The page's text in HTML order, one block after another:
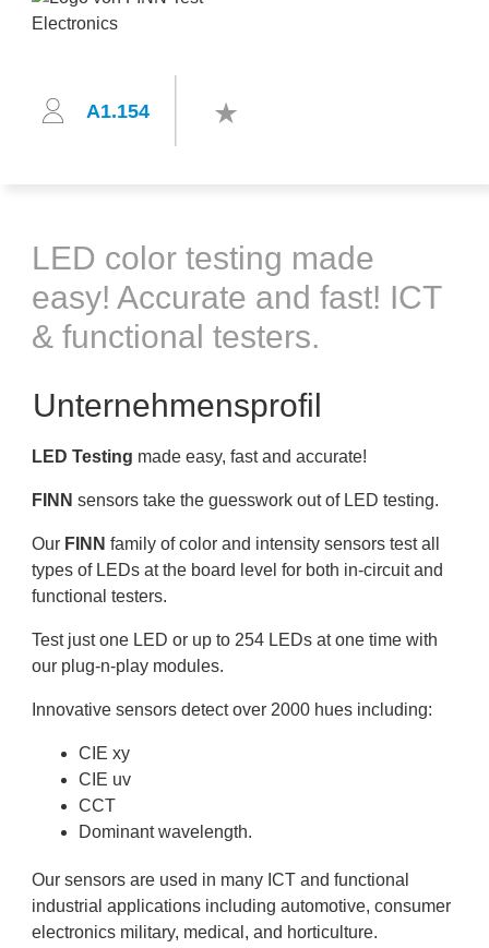
A1.154
LED color testing made
easy! Accurate and fast! ICT
& functional testers.
Unternehmensprofil
LED Testing made easy, fast and accurate!
FINN sensors take the guesswork out of LED testing.
Our FINN family of color and intensity sensors test all
types of LEDs at the board level for both in-circuit and
functional testers.
Test just one LED or up to 254 LEDs at one time with
our plug-n-play modules.
Innovative sensors detect over 2000 hues including:
CIE xy
CIE uv
CCT
Dominant wavelength.
Our sensors are used in many ICT and functional
industrial applications including automotive, consumer
electronics military, medical, and horticulture.